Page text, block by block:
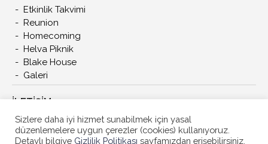
Etkinlik Takvimi
Reunion
Homecoming
Helva Piknik
Blake House
Galeri
İLETIŞIM
Sizlere daha iyi hizmet sunabilmek için yasal
düzenlemelere uygun çerezler (cookies) kullanıyoruz.
Detaylı bilgiye Gizlilik Politikası sayfamızdan erişebilirsiniz.